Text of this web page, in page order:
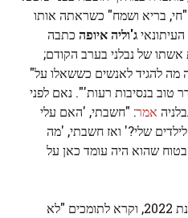
בריא ושמח" כשראתה אותו
ג'וליה איופה כתבה
של נבלני בערב הקודם;
מה להגיד לאנשים כששאלו על"
טוב בנסיבות רעות'". נאם לפני
אמר: "חשבתי, 'האם עלי
שלי?' ואז חשבתי, 'מה
בטוח שהוא היה עומד כאן על
נבלני אמר זאת בסרט תיעודי משנת 2022, וקרא לתומכים "לא